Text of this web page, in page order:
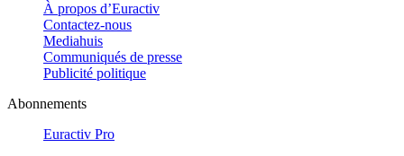
À propos d’Euractiv
Contactez-nous
Mediahuis
Communiqués de presse
Publicité politique
Abonnements
Euractiv Pro